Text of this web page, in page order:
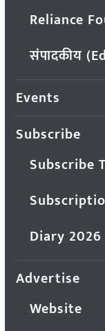
Reliance
संपादकीय
Events
Subscribe
Subscribe
Diary 2026
Advertise
Website